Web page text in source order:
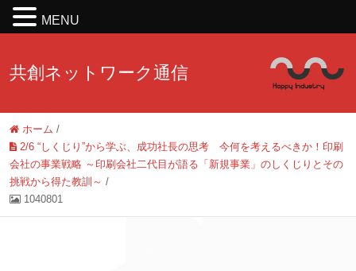
共創ネットワーク通信
ホーム /
2/6 “しくじり”から学ぶ、成功社長の思考 今何を考えるべきか！印刷
会社の事業戦略 ～印刷会社二代目が語る「新規事業」のしくじりとその
挑戦から得た教訓～ /
1040801
MENU